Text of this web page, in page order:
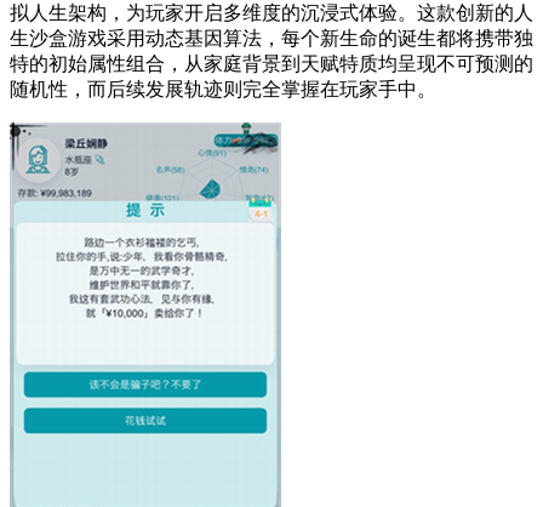
拟人生架构，为玩家开启多维度的沉浸式体验。这款创新的人
生沙盒游戏采用动态基因算法，每个新生命的诞生都将携带独
特的初始属性组合，从家庭背景到天赋特质均呈现不可预测的
随机性，而后续发展轨迹则完全掌握在玩家手中。